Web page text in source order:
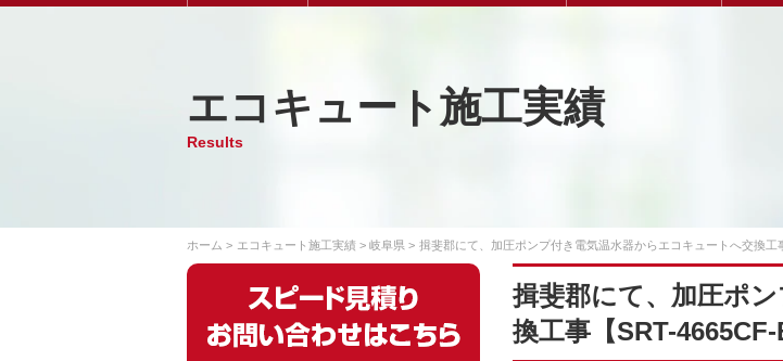
エコキュート施工実績
Results
ホーム エコキュート施工実績 岐阜県 揖斐郡にて、加圧ポンプ付き電気温水器からエコキュートへ交換工
揖斐郡にて、加圧ポ
換工事【SRT-4665CF-